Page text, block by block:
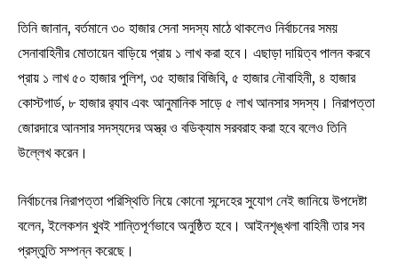
তিনি জানান, বর্তমানে ৩০ হাজার সেনা সদস্য মাঠে থাকলেও নির্বাচনের সময়
সেনাবাহিনীর মোতায়েন বাড়িয়ে প্রায় ১ লাখ করা হবে। এছাড়া দায়িত্ব পালন করবে
প্রায় ১ লাখ ৫০ হাজার পুলিশ, ৩৫ হাজার বিজিবি, ৫ হাজার নৌবাহিনী, ৪ হাজার
কোস্টগার্ড, ৮ হাজার র‌্যাব এবং আনুমানিক সাড়ে ৫ লাখ আনসার সদস্য। নিরাপত্তা
জোরদারে আনসার সদস্যদের অস্ত্র ও বডিক্যাম সরবরাহ করা হবে বলেও তিনি
উল্লেখ করেন।
নির্বাচনের নিরাপত্তা পরিস্থিতি নিয়ে কোনো সন্দেহের সুযোগ নেই জানিয়ে উপদেষ্টা
বলেন, ইলেকশন খুবই শান্তিপূর্ণভাবে অনুষ্ঠিত হবে। আইনশৃঙ্খলা বাহিনী তার সব
প্রস্তুতি সম্পন্ন করেছে।